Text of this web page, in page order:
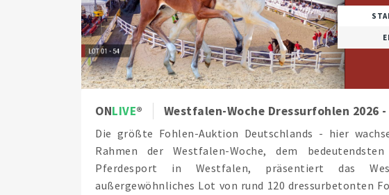
ONLIVE Westfalen-Woche Dressurfohlen 2026
Die größte Fohlen-Auktion Deutschlands - hier
Rahmen der Westfalen-Woche, dem
Pferdesport in Westfalen, präsentiert das
außergewöhnliches Lot von rund 120 dressurbetonten